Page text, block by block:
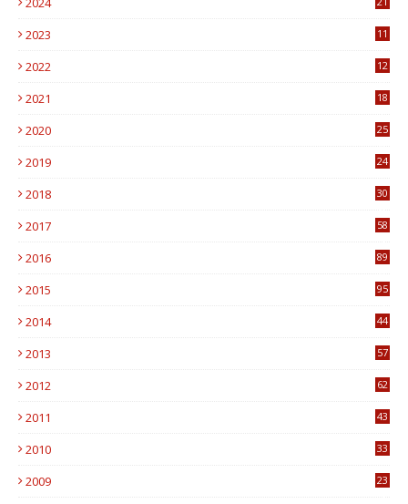
2023
11
2022
12
2021
18
2020
25
2019
24
2018
30
2017
58
2016
89
2015
95
2014
44
2013
57
2012
62
2011
43
2010
33
2009
23